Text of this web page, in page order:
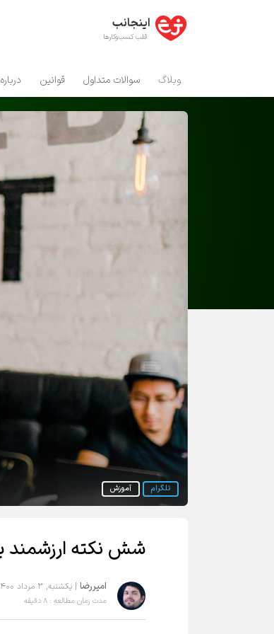
اینجانب
قلب کسب‌و‌کارها
وبلاگ سوالات متداول قوانین
آموزش تلگرام
شش نکته ارزشمند
امیررضا | یکشنبه, ۳ مرداد ۱۴۰۰, ۱۹:۵۸
مدت زمان مطالعه : ۸ دقیقه